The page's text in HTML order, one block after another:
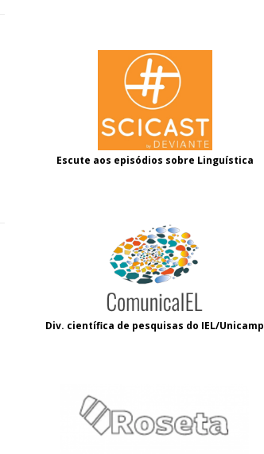
Escute aos episódios sobre Linguística
Div. científica de pesquisas do IEL/Unicamp